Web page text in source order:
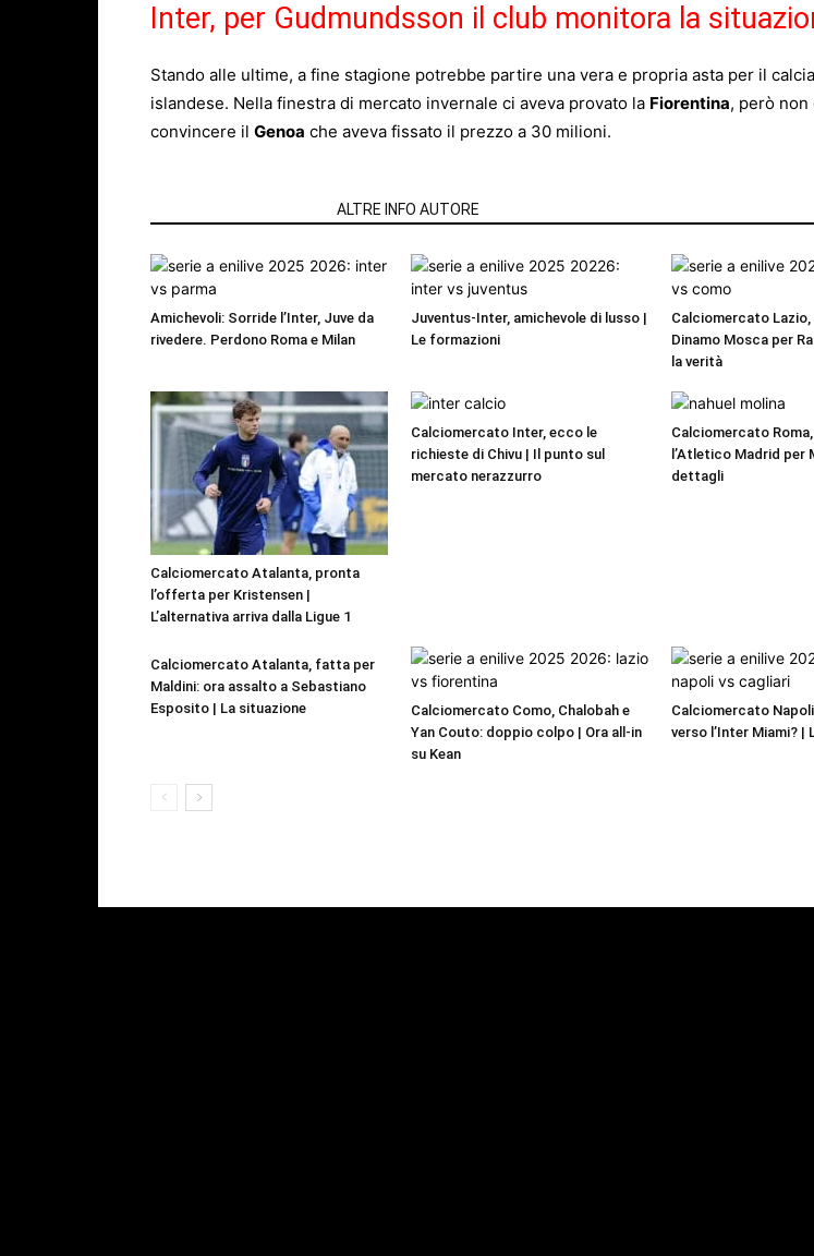
Inter, per Gudmundsson il club monitora la
Stando alle ultime, a fine stagione potrebbe partire una vera e propria asta per il
islandese. Nella finestra di mercato invernale ci aveva provato la Fiorentina, però non
convincere il Genoa che aveva fissato il prezzo a 30 milioni.
ALTRE INFO AUTORE
Amichevoli: Sorride l’Inter, Juve da
rivedere. Perdono Roma e Milan
Juventus-Inter, amichevole di lusso |
Le formazioni
Calciomercato
Dinamo Mosca per
la verità
Calciomercato Atalanta, pronta
l’offerta per Kristensen |
L’alternativa arriva dalla Ligue 1
Calciomercato Inter, ecco le
richieste di Chivu | Il punto sul
mercato nerazzurro
Calciomercato
l’Atletico Madrid per
dettagli
Calciomercato Atalanta, fatta per
Maldini: ora assalto a Sebastiano
Esposito | La situazione
Calciomercato Como, Chalobah e
Yan Couto: doppio colpo | Ora all-in
su Kean
Calciomercato
verso l’Inter Miami? |